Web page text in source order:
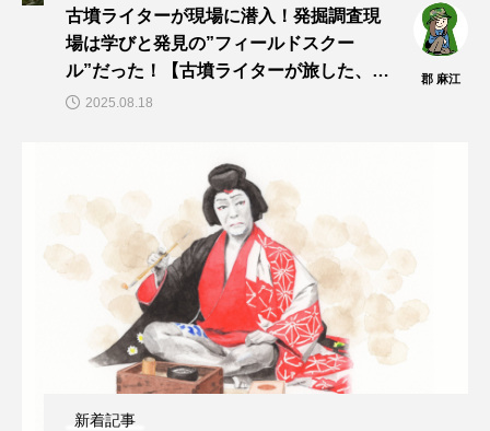
古墳ライターが現場に潜入！発掘調査現
場は学びと発見の”フィールドスクー
ル”だった！【古墳ライターが旅した、見
た、聞いた！vol.13】
郡 麻江
2025.08.18
新着記事